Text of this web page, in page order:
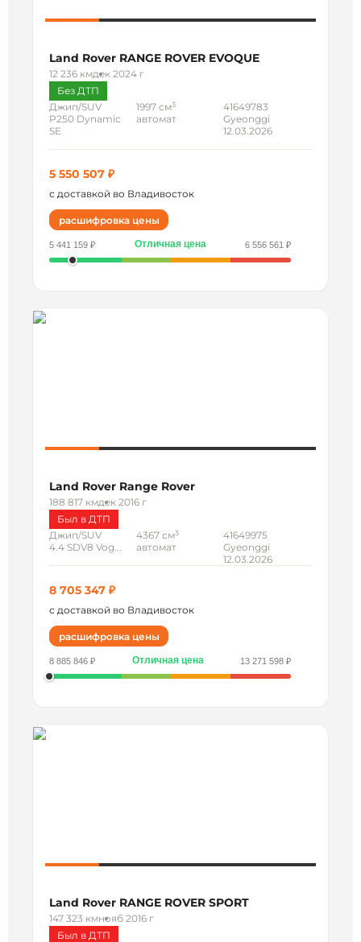
Land Rover RANGE ROVER EVOQUE
12 236 кмдек 2024 г
Без ДТП
Джип/SUV
P250 Dynamic
SE
1997 см3
автомат
41649783
Gyeonggi
12.03.2026
5 550 507 ₽
с доставкой во Владивосток
расшифровка цены
5 441 159 ₽ Отличная цена 6 556 561 ₽
Land Rover Range Rover
188 817 кмдек 2016 г
Был в ДТП
Джип/SUV
4.4 SDV8 Vog...
4367 см3
автомат
41649975
Gyeonggi
12.03.2026
8 705 347 ₽
с доставкой во Владивосток
расшифровка цены
8 885 846 ₽ Отличная цена 13 271 598 ₽
Land Rover RANGE ROVER SPORT
147 323 кмнояб 2016 г
Был в ДТП